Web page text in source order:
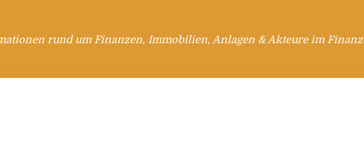
rund um Finanzen, Immobilien, Anlagen & Akteure im